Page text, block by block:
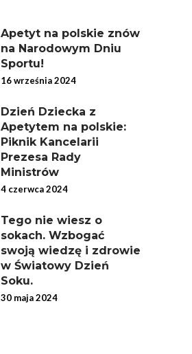
Apetyt na polskie znów
na Narodowym Dniu
Sportu!
16 września 2024
Dzień Dziecka z
Apetytem na polskie:
Piknik Kancelarii
Prezesa Rady
Ministrów
4 czerwca 2024
Tego nie wiesz o
sokach. Wzbogać
swoją wiedzę i zdrowie
w Światowy Dzień
Soku.
30 maja 2024
Świetnie Wpływa
Warzywa I Owoce
Związek Zawodowy
Rolników Ojczyzna
Badania